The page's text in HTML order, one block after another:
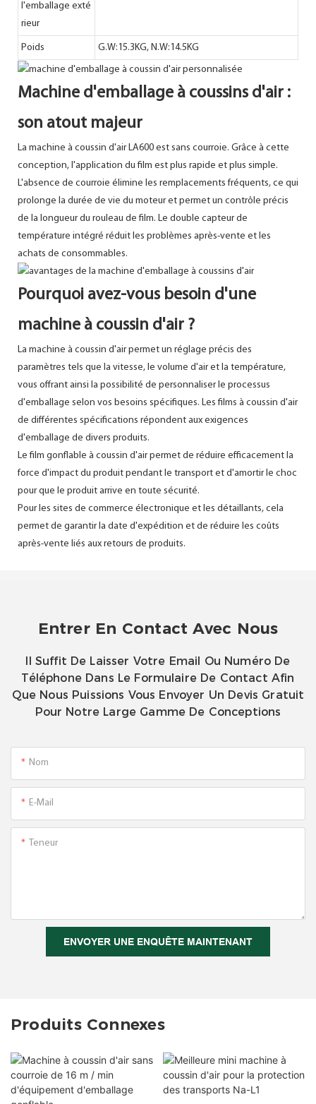
l'emballage exté
rieur
Poids G.W:15.3KG, N.W:14.5KG
Machine d'emballage à coussins d'air :
son atout majeur
La machine à coussin d'air LA600 est sans courroie. Grâce à cette
conception, l'application du film est plus rapide et plus simple.
L'absence de courroie élimine les remplacements fréquents, ce qui
prolonge la durée de vie du moteur et permet un contrôle précis
de la longueur du rouleau de film. Le double capteur de
température intégré réduit les problèmes après-vente et les
achats de consommables.
Pourquoi avez-vous besoin d'une
machine à coussin d'air ?
La machine à coussin d'air permet un réglage précis des
paramètres tels que la vitesse, le volume d'air et la température,
vous offrant ainsi la possibilité de personnaliser le processus
d'emballage selon vos besoins spécifiques. Les films à coussin d'air
de différentes spécifications répondent aux exigences
d'emballage de divers produits.
Le film gonflable à coussin d'air permet de réduire efficacement la
force d'impact du produit pendant le transport et d'amortir le choc
pour que le produit arrive en toute sécurité.
Pour les sites de commerce électronique et les détaillants, cela
permet de garantir la date d'expédition et de réduire les coûts
après-vente liés aux retours de produits.
Entrer En Contact Avec Nous
Il Suffit De Laisser Votre Email Ou Numéro De
Téléphone Dans Le Formulaire De Contact Afin
Que Nous Puissions Vous Envoyer Un Devis Gratuit
Pour Notre Large Gamme De Conceptions
Nom
E-Mail
Teneur
ENVOYER UNE ENQUÊTE MAINTENANT
Produits Connexes